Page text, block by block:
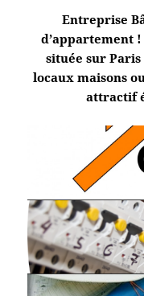
Entreprise
d’appartement
située sur
locaux maisons
attractif